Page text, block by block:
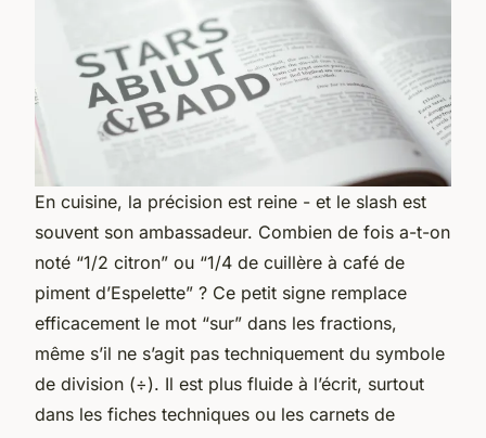
En cuisine, la précision est reine - et le slash est
souvent son ambassadeur. Combien de fois a-t-on
noté “1/2 citron” ou “1/4 de cuillère à café de
piment d’Espelette” ? Ce petit signe remplace
efficacement le mot “sur” dans les fractions,
même s’il ne s’agit pas techniquement du symbole
de division (÷). Il est plus fluide à l’écrit, surtout
dans les fiches techniques ou les carnets de